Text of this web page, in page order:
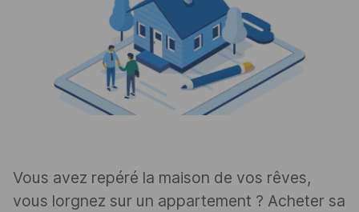
Vous avez repéré la maison de vos rêves,
vous lorgnez sur un appartement ? Acheter sa